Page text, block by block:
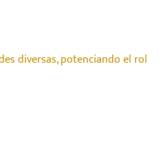
diversas, potenciando el rol